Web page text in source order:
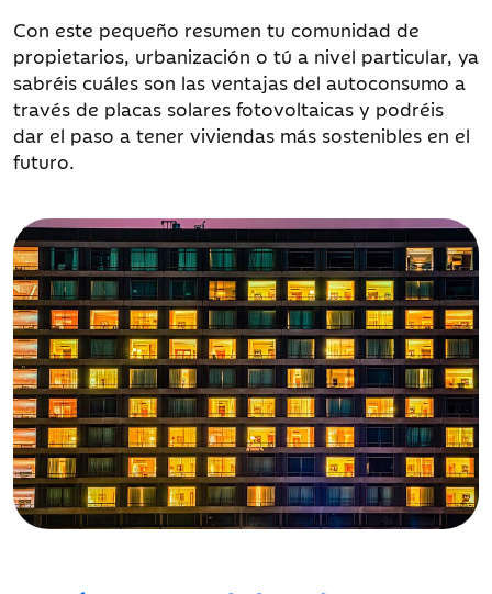
Con este pequeño resumen tu comunidad de
propietarios, urbanización o tú a nivel particular, ya
sabréis cuáles son las ventajas del autoconsumo a
través de placas solares fotovoltaicas y podréis
dar el paso a tener viviendas más sostenibles en el
futuro.